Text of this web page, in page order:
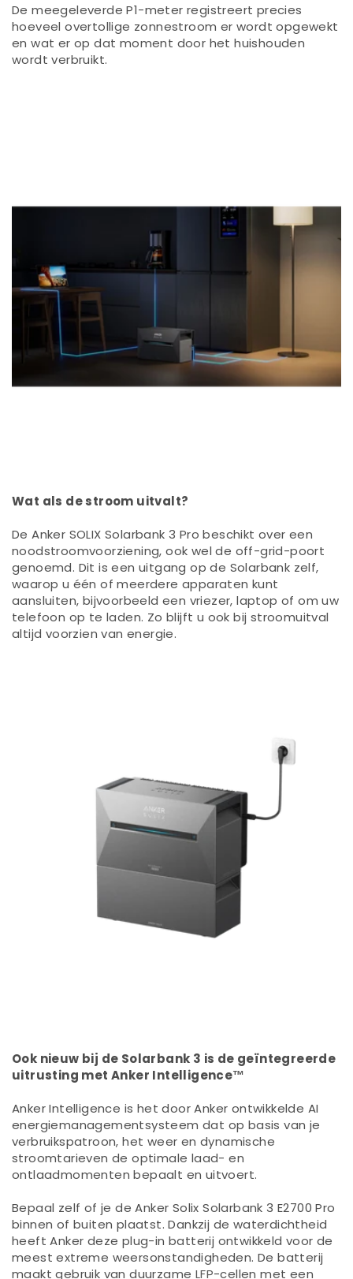
De meegeleverde P1-meter registreert precies
hoeveel overtollige zonnestroom er wordt opgewekt
en wat er op dat moment door het huishouden
wordt verbruikt.
Wat als de stroom uitvalt?
De Anker SOLIX Solarbank 3 Pro beschikt over een
noodstroomvoorziening, ook wel de off-grid-poort
genoemd. Dit is een uitgang op de Solarbank zelf,
waarop u één of meerdere apparaten kunt
aansluiten, bijvoorbeeld een vriezer, laptop of om uw
telefoon op te laden. Zo blijft u ook bij stroomuitval
altijd voorzien van energie.
Ook nieuw bij de Solarbank 3 is de geïntegreerde
uitrusting met Anker Intelligence™
Anker Intelligence is het door Anker ontwikkelde AI
energiemanagementsysteem dat op basis van je
verbruikspatroon, het weer en dynamische
stroomtarieven de optimale laad- en
ontlaadmomenten bepaalt en uitvoert.
Bepaal zelf of je de Anker Solix Solarbank 3 E2700 Pro
binnen of buiten plaatst. Dankzij de waterdichtheid
heeft Anker deze plug-in batterij ontwikkeld voor de
meest extreme weersonstandigheden. De batterij
maakt gebruik van duurzame LFP-cellen met een